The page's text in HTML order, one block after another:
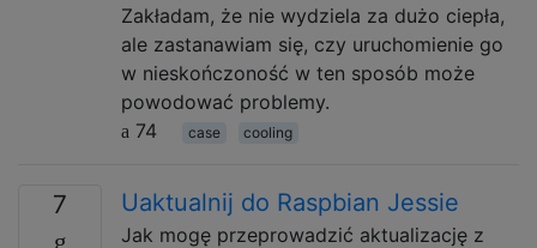
Zakładam, że nie wydziela za dużo ciepła,
ale zastanawiam się, czy uruchomienie go
w nieskończoność w ten sposób może
powodować problemy.
74
case cooling
7 Uaktualnij do Raspbian Jessie
Jak mogę przeprowadzić aktualizację z